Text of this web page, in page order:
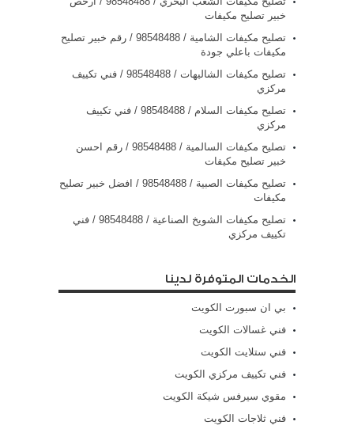
خبير تصليح مكيفات
تصليح مكيفات الشامية / 98548488 / رقم خبير تصليح
مكيفات باعلي جودة
تصليح مكيفات الشاليهات / 98548488 / فني تكييف
مركزي
تصليح مكيفات السلام / 98548488 / فني تكييف
مركزي
تصليح مكيفات السالمية / 98548488 / رقم احسن
خبير تصليح مكيفات
تصليح مكيفات الصبية / 98548488 / افضل خبير تصليح
مكيفات
تصليح مكيفات الشويخ الصناعية / 98548488 / فني
تكييف مركزي
الخدمات المتوفرة لدينا
بي ان سبورت الكويت
فني غسالات الكويت
فني ستلايت الكويت
فني تكييف مركزي الكويت
مقوي سيرفس شيكة الكويت
فني ثلاجات الكويت